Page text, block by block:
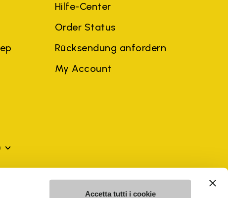
Accetta tutti i cookie
Hilfe-Center
Order Status
Rücksendung anfordern
My Account
von Dritten können Marken der jeweiligen Eigentümer oder